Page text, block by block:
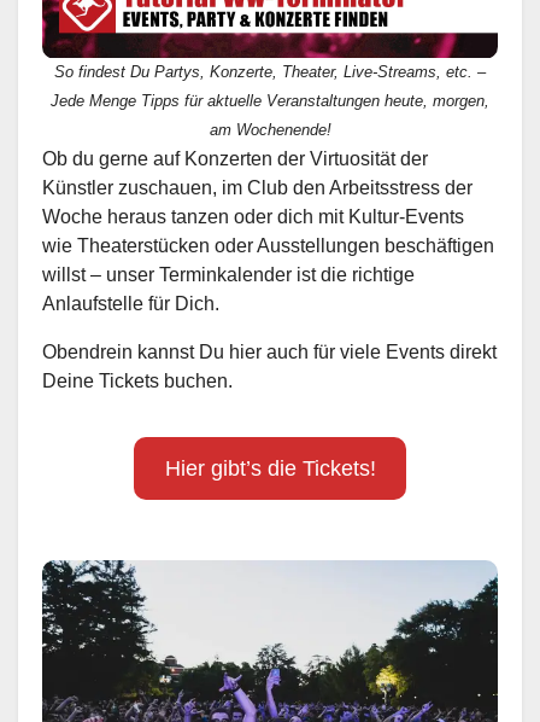
So findest Du Partys, Konzerte, Theater, Live-Streams, etc. –
Jede Menge Tipps für aktuelle Veranstaltungen heute, morgen,
am Wochenende!
Ob du gerne auf Konzerten der Virtuosität der
Künstler zuschauen, im Club den Arbeitsstress der
Woche heraus tanzen oder dich mit Kultur-Events
wie Theaterstücken oder Ausstellungen beschäftigen
willst – unser Terminkalender ist die richtige
Anlaufstelle für Dich.
Obendrein kannst Du hier auch für viele Events direkt
Deine Tickets buchen.
Hier gibt’s die Tickets!